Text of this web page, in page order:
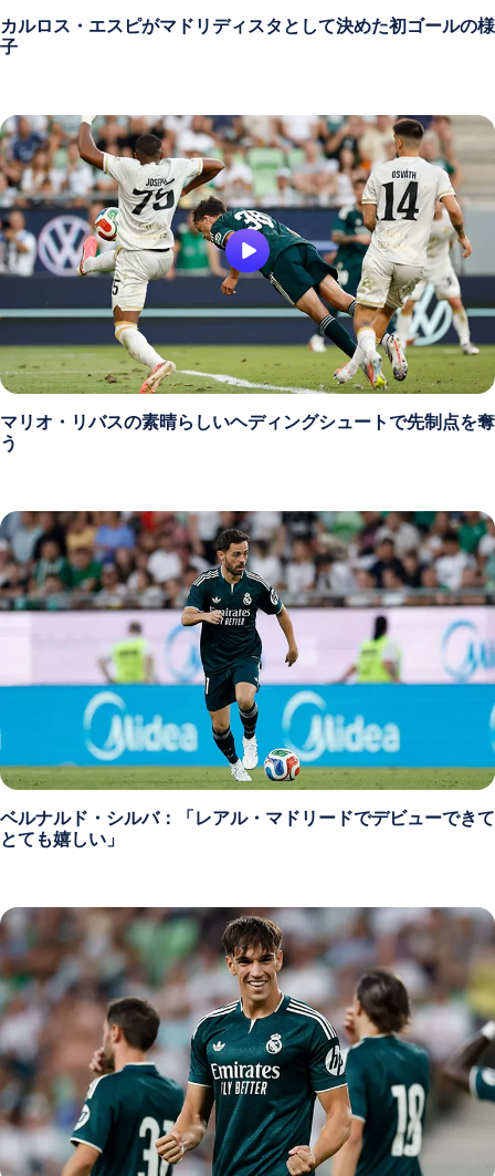
カルロス・エスピがマドリディスタとして決めた初ゴールの様
子
マリオ・リバスの素晴らしいヘディングシュートで先制点を奪
う
ベルナルド・シルバ：「レアル・マドリードでデビューできて
とても嬉しい」